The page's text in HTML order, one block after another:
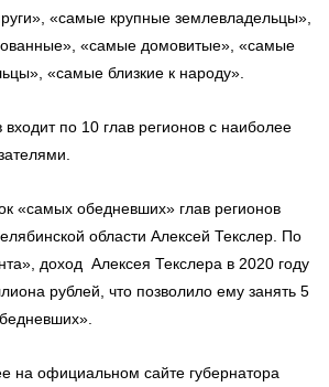
«самые крупные землевладельцы»,
«самые домовитые», «самые
«самые близкие к народу».
по 10 глав регионов с наиболее
«самых обедневших» глав регионов
области Алексей Текслер. По
доход Алексея Текслера в 2020 году
рублей, что позволило ему занять 5
на официальном сайте губернатора